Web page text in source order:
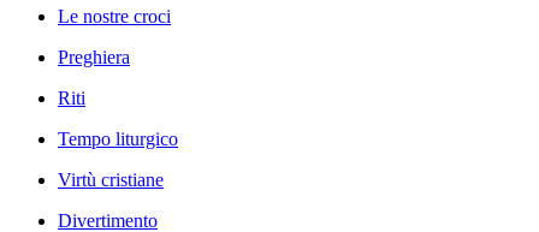
Le nostre croci
Preghiera
Riti
Tempo liturgico
Virtù cristiane
Divertimento